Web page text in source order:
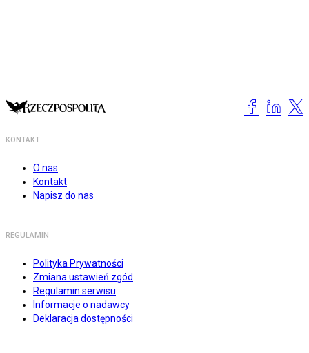
KONTAKT
O nas
Kontakt
Napisz do nas
REGULAMIN
Polityka Prywatności
Zmiana ustawień zgód
Regulamin serwisu
Informacje o nadawcy
Deklaracja dostępności